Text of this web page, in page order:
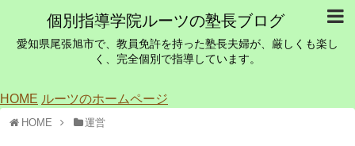
個別指導学院ルーツの塾長ブログ
愛知県尾張旭市で、教員免許を持った塾長夫婦が、厳しくも楽し
く、完全個別で指導しています。
HOME ルーツのホームページ
HOME 運営